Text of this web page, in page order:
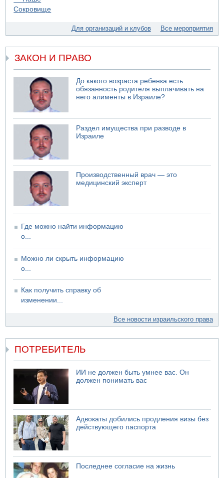
На севере Израиля на берег выбросило тело
В России горят новые складыДля организаций и клубов Все мероприятия
ЗАКОН И ПРАВО
До какого возраста ребенка есть
обязанность родителя выплачивать на
него алименты в Израиле?
Раздел имущества при разводе в
Израиле
Производственный врач — это
медицинский эксперт
Где можно найти информацию
о...
Можно ли скрыть информацию
о...
Как получить справку об
изменении...
Все новости израильского права
ПОТРЕБИТЕЛЬ
ИИ не должен быть умнее вас. Он
должен понимать вас
Адвокаты добились продления визы без
действующего паспорта
Последнее согласие на жизнь